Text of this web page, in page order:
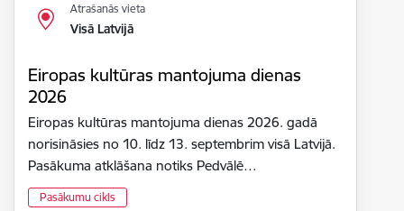
Atrašanās vieta
Visā Latvijā
Eiropas kultūras mantojuma dienas
2026
Eiropas kultūras mantojuma dienas 2026. gadā
norisināsies no 10. līdz 13. septembrim visā Latvijā.
Pasākuma atklāšana notiks Pedvālē…
Pasākumu cikls